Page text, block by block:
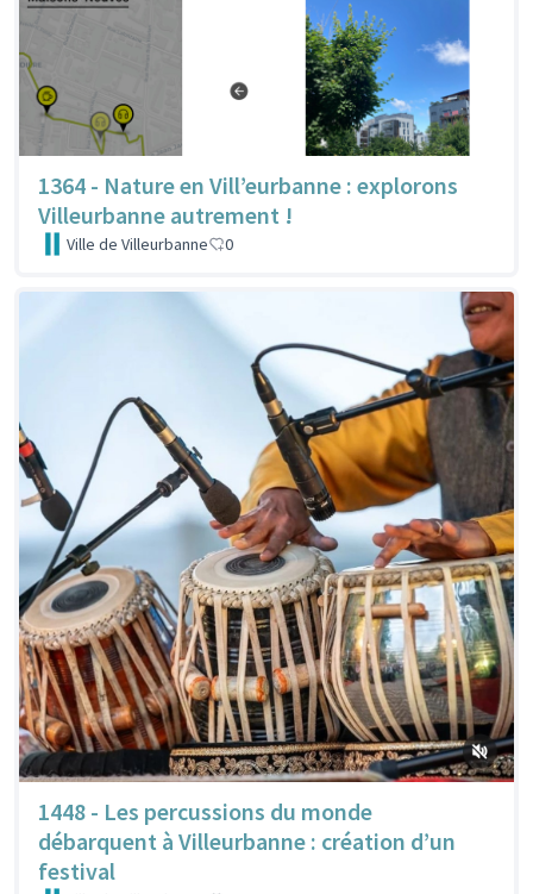
1364 - Nature en Vill’eurbanne : explorons
Villeurbanne autrement !
Ville de Villeurbanne 0
1448 - Les percussions du monde
débarquent à Villeurbanne : création d’un
festival